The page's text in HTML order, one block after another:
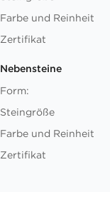
Farbe und Reinheit
Zertifikat
Nebensteine
Form:
Steingröße
Farbe und Reinheit
Zertifikat